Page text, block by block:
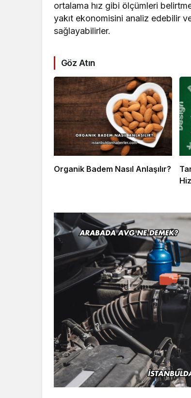
ortalama hız gibi ölçümleri
yakıt ekonomisini analiz edebilir
sağlayabilirler.
Göz Atın
Organik Badem Nasıl Anlaşılır?